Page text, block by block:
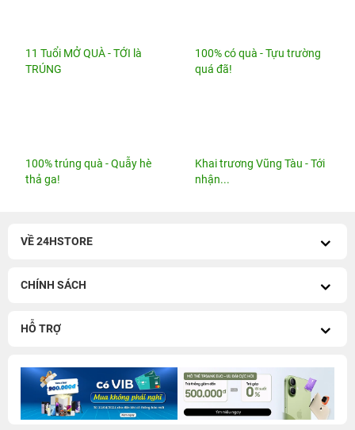
11 Tuổi MỞ QUÀ - TỚI là
TRÚNG
100% có quà - Tựu trường
quá đã!
100% trúng quà - Quẫy hè
thả ga!
Khai trương Vũng Tàu - Tới
nhận...
VỀ 24HSTORE
CHÍNH SÁCH
HỖ TRỢ